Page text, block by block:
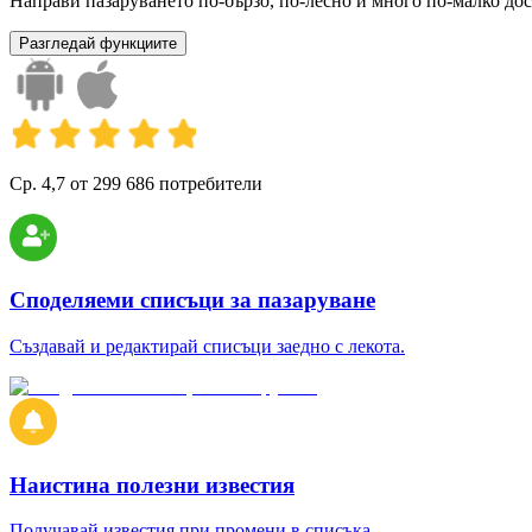
Разгледай функциите
Ср. 4,7 от 299 686 потребители
Споделяеми списъци за пазаруване
Създавай и редактирай списъци заедно с лекота.
Наистина полезни известия